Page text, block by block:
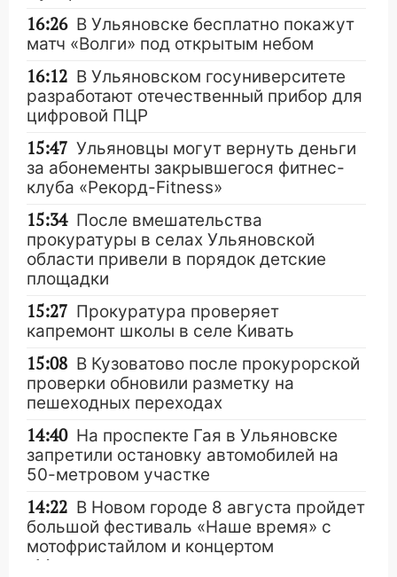
16:26 В Ульяновске бесплатно покажут
матч «Волги» под открытым небом
16:12 В Ульяновском госуниверситете
разработают отечественный прибор для
цифровой ПЦР
15:47 Ульяновцы могут вернуть деньги
за абонементы закрывшегося фитнес-
клуба «Рекорд-Fitness»
15:34 После вмешательства
прокуратуры в селах Ульяновской
области привели в порядок детские
площадки
15:27 Прокуратура проверяет
капремонт школы в селе Кивать
15:08 В Кузоватово после прокурорской
проверки обновили разметку на
пешеходных переходах
14:40 На проспекте Гая в Ульяновске
запретили остановку автомобилей на
50-метровом участке
14:22 В Новом городе 8 августа пройдет
большой фестиваль «Наше время» с
мотофристайлом и концертом
«Мураками»